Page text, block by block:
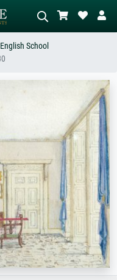
Sie die Szene – z.B. Grüne
Abstrakt mit viel Rot, Dunkles
Stehender Akt neben einem
English School